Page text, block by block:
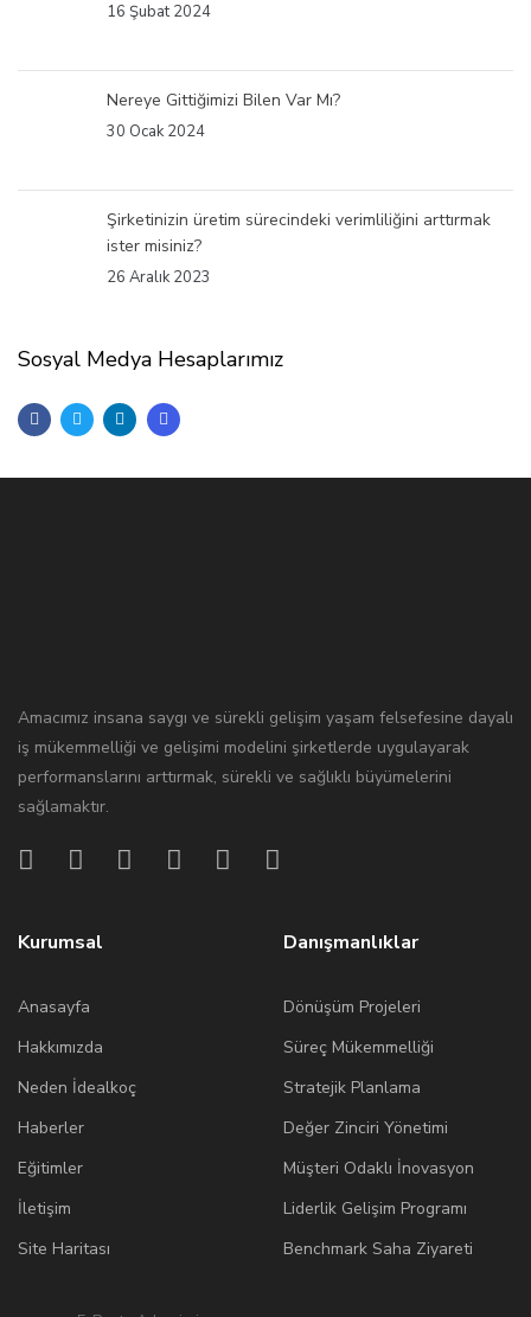
16 Şubat 2024
Nereye Gittiğimizi Bilen Var Mı?
30 Ocak 2024
Şirketinizin üretim sürecindeki verimliliğini arttırmak
ister misiniz?
26 Aralık 2023
Sosyal Medya Hesaplarımız
Amacımız insana saygı ve sürekli gelişim yaşam felsefesine dayalı
iş mükemmelliği ve gelişimi modelini şirketlerde uygulayarak
performanslarını arttırmak, sürekli ve sağlıklı büyümelerini
sağlamaktır.
Kurumsal
Anasayfa
Hakkımızda
Neden İdealkoç
Haberler
Eğitimler
İletişim
Site Haritası
Danışmanlıklar
Dönüşüm Projeleri
Süreç Mükemmelliği
Stratejik Planlama
Değer Zinciri Yönetimi
Müşteri Odaklı İnovasyon
Liderlik Gelişim Programı
Benchmark Saha Ziyareti